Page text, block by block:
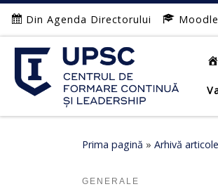
Afișează întregul conținut
Din Agenda Directorului Moodle
Prima pagină » Arhivă articole
GENERALE